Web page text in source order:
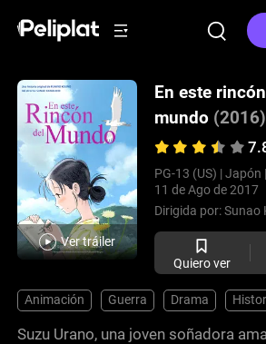
Ver tráiler
En este
mundo (2016)
PG-13 (US) | Japón |
11 de Ago de 2017
Dirigida por:Sunao
Quiero ver
Animación Guerra Drama
Suzu Urano, una joven soñadora